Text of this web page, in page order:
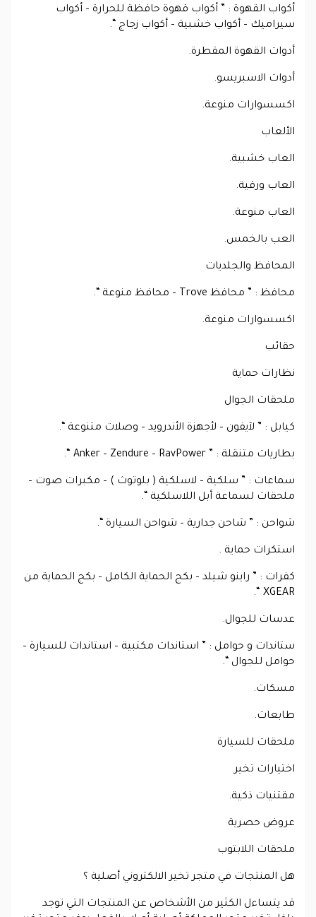
أكواب القهوة : ” أكواب قهوة حافظة للحرارة – أكواب
سيراميك – أكواب خشبية – أكواب زجاج “.
أدوات القهوة المقطرة.
أدوات الاسبريسو.
اكسسوارات منوعة.
الألعاب
العاب خشبية.
العاب ورقية.
العاب منوعة.
العب بالخمس.
المحافظ والجلديات
محافظ : ” محافظ Trove – محافظ منوعة “.
اكسسوارات منوعة.
حقائب
نظارات حماية
ملحقات الجوال
كيابل : ” لآيفون – لأجهزة الأندرويد – وصلات متنوعة “.
بطاريات متنقلة : ” Anker – Zendure – RavPower “.
سماعات : ” سلكية – لاسلكية ( بلوتوث ) – مكبرات صوت –
ملحقات لسماعة أبل اللاسلكية “.
شواحن : ” شاحن جدارية – شواحن السيارة “.
استكرات حماية .
كفرات : ” راينو شيلد – بكج الحماية الكامل – بكج الحماية من
XGEAR “.
عدسات للجوال.
ستاندات و حوامل : ” استاندات مكتبية – استاندات للسيارة –
حوامل للجوال “.
مسكات.
طابعات.
ملحقات للسيارة
اختيارات تخير
مقتنيات ذكية.
عروض حصرية
ملحقات اللابتوب
هل المنتجات في متجر تخير الالكتروني أصلية ؟
قد يتساءل الكثير من الأشخاص عن المنتجات التي توجد